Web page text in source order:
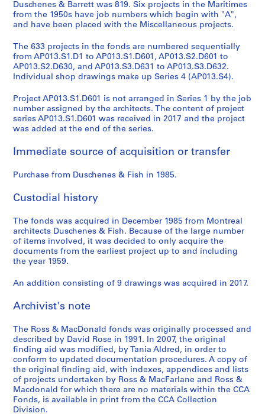
Duschenes & Barrett was 819. Six projects in the Maritimes
from the 1950s have job numbers which begin with "A",
and have been placed with the Miscellaneous projects.
The 633 projects in the fonds are numbered sequentially
from AP013.S1.D1 to AP013.S1.D601, AP013.S2.D601 to
AP013.S2.D630, and AP013.S3.D631 to AP013.S3.D632.
Individual shop drawings make up Series 4 (AP013.S4).
Project AP013.S1.D601 is not arranged in Series 1 by the job
number assigned by the architects. The content of project
series AP013.S1.D601 was received in 2017 and the project
was added at the end of the series.
Immediate source of acquisition or transfer
Purchase from Duschenes & Fish in 1985.
Custodial history
The fonds was acquired in December 1985 from Montreal
architects Duschenes & Fish. Because of the large number
of items involved, it was decided to only acquire the
documents from the earliest project up to and including
the year 1959.
An addition consisting of 9 drawings was acquired in 2017.
Archivist's note
The Ross & MacDonald fonds was originally processed and
described by David Rose in 1991. In 2007, the original
finding aid was modified, by Tania Aldred, in order to
conform to updated documentation procedures. A copy of
the original finding aid, with indexes, appendices and lists
of projects undertaken by Ross & MacFarlane and Ross &
Macdonald for which there are no materials within the CCA
Fonds, is available in print from the CCA Collection
Division.